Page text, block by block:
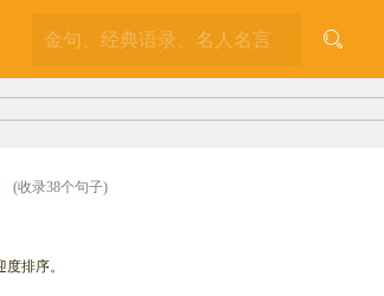
(收录38个句子)
排序。